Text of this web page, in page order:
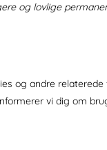
og lovlige
og andre
vi dig om